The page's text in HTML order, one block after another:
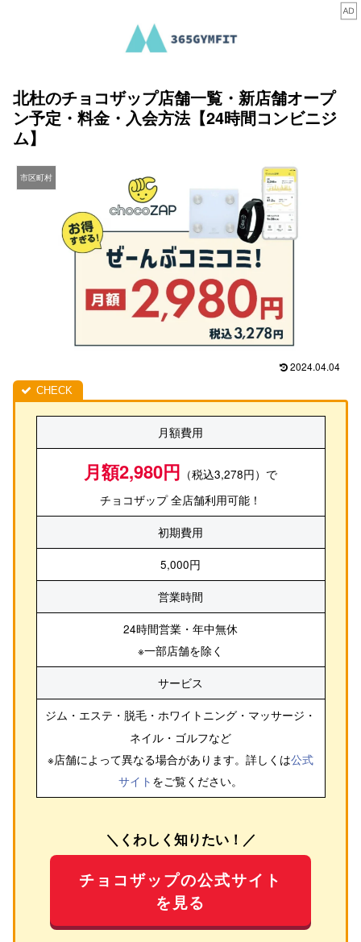
北杜のチョコザップ店舗一覧・新店舗オープ
ン予定・料金・入会方法【24時間コンビニジ
ム】
市区町村
2024.04.04
月額費用
月額2,980円 （税込3,278円）で
チョコザップ 全店舗利用可能！
初期費用
5,000円
営業時間
24時間営業・年中無休
※一部店舗を除く
サービス
ジム・エステ・脱毛・ホワイトニング・マッサージ・
ネイル・ゴルフなど
※店舗によって異なる場合があります。詳しくは公式
サイト をご覧ください。
＼くわしく知りたい！／
チョコザップの公式サイト
を見る